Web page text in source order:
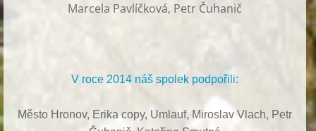
Marcela Pavlíčková, Petr Čuhanič
V roce 2014 náš spolek podpořili:
Město Hronov, Erika copy, Umlauf, Miroslav Vlach, Petr